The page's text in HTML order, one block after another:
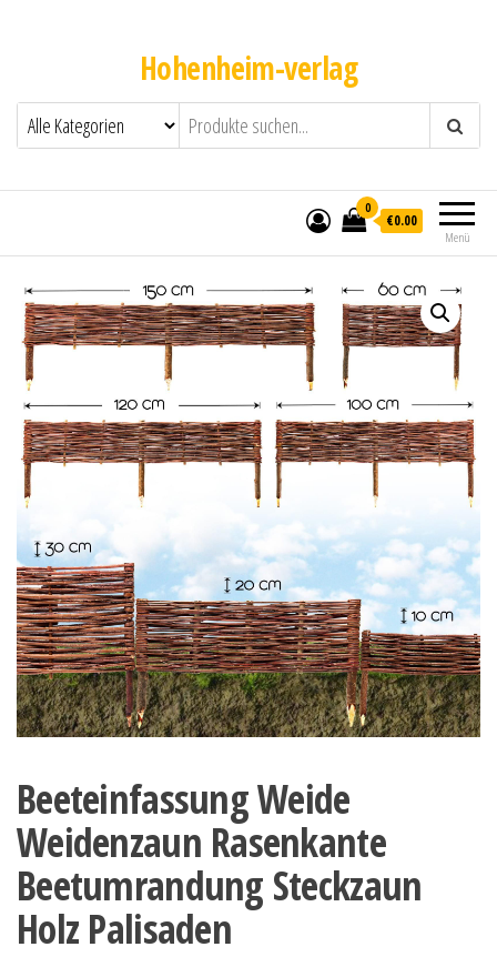
Hohenheim-verlag
Menü
0
€0.00
Beeteinfassung Weide
Weidenzaun Rasenkante
Beetumrandung Steckzaun
Holz Palisaden